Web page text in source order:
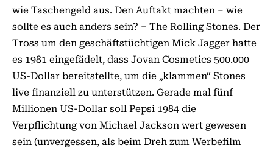
wie Taschengeld aus. Den Auftakt machten – wie
sollte es auch anders sein? – The Rolling Stones. Der
Tross um den geschäftstüchtigen Mick Jagger hatte
es 1981 eingefädelt, dass Jovan Cosmetics 500.000
US-Dollar bereitstellte, um die „klammen“ Stones
live finanziell zu unterstützen. Gerade mal fünf
Millionen US-Dollar soll Pepsi 1984 die
Verpflichtung von Michael Jackson wert gewesen
sein (unvergessen, als beim Dreh zum Werbefilm